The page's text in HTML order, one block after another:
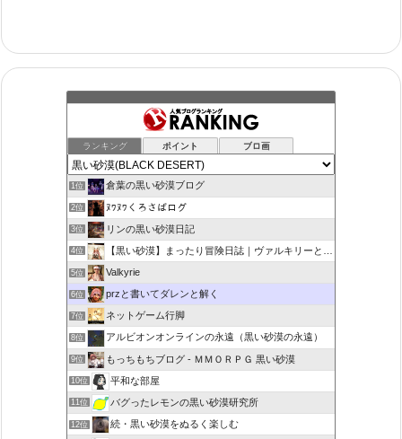
ランキング ポイント ブロ画
1位 倉葉の黒い砂漠ブログ
2位 ﾇﾜﾇﾜくろさばログ
3位 リンの黒い砂漠日記
4位 【黒い砂漠】まったり冒険日誌｜ヴァルキリーと闇の精霊の旅
5位 Valkyrie
6位 przと書いてダレンと解く
7位 ネットゲーム行脚
8位 アルビオンオンラインの永遠（黒い砂漠の永遠）
9位 もっちもちブログ - ＭＭＯＲＰＧ 黒い砂漠
10位 平和な部屋
11位 バグったレモンの黒い砂漠研究所
12位 続・黒い砂漠をぬるく楽しむ